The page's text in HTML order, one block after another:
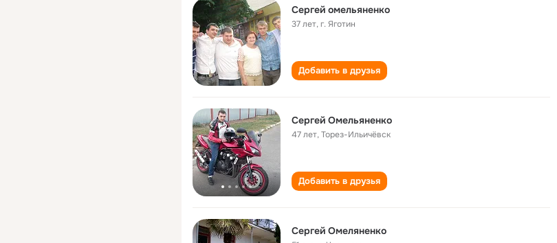
Сергей омельяненко
37 лет,г. Яготин
Добавить в друзья
Сергей Омельяненко
47 лет,Торез-Ильичёвск
Добавить в друзья
Сергей Омеляненко